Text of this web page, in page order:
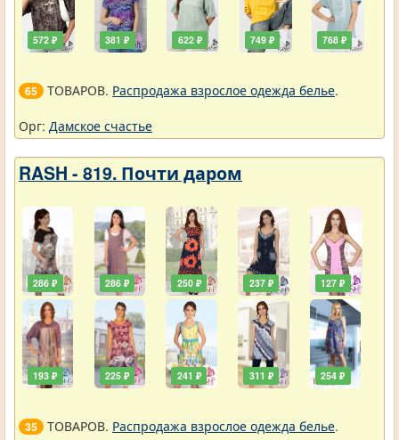
572 ₽ 381 ₽ 622 ₽ 749 ₽ 768 ₽
65 ТОВАРОВ. Распродажа взрослое одежда белье.
Орг: Дамское счастье
RASH - 819. Почти даром
286 ₽
193 ₽
286 ₽
225 ₽
250 ₽
241 ₽
237 ₽
311 ₽
127 ₽
254 ₽
35 ТОВАРОВ. Распродажа взрослое одежда белье.